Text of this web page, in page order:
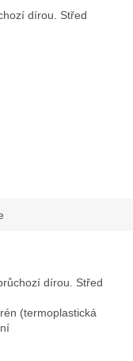
dírou. Střed
dírou. Střed
(termoplastická